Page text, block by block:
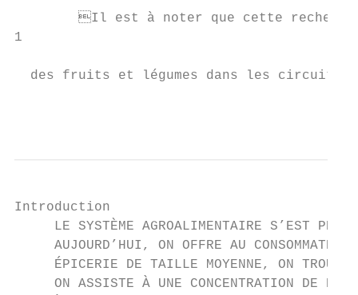
1
des fruits et légumes dans les circuits
Introduction
LE SYSTÈME AGROALIMENTAIRE S’EST
AUJOURD’HUI, ON OFFRE AU
ÉPICERIE DE TAILLE MOYENNE, ON
ON ASSISTE À UNE CONCENTRATION DE